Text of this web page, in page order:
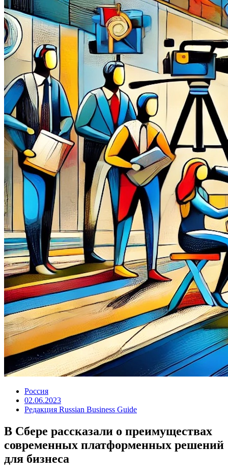
Россия
02.06.2023
Редакция Russian Business Guide
В Сбере рассказали о преимуществах
современных платформенных решений
для бизнеса